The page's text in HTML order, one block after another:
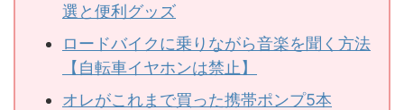
選と便利グッズ
ロードバイクに乗りながら音楽を聞く方法
【自転車イヤホンは禁止】
オレがこれまで買った携帯ポンプ5本